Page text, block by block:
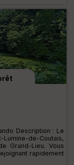
Description : Le
de-Coutais,
Grand-Lieu. Vous
rapidement